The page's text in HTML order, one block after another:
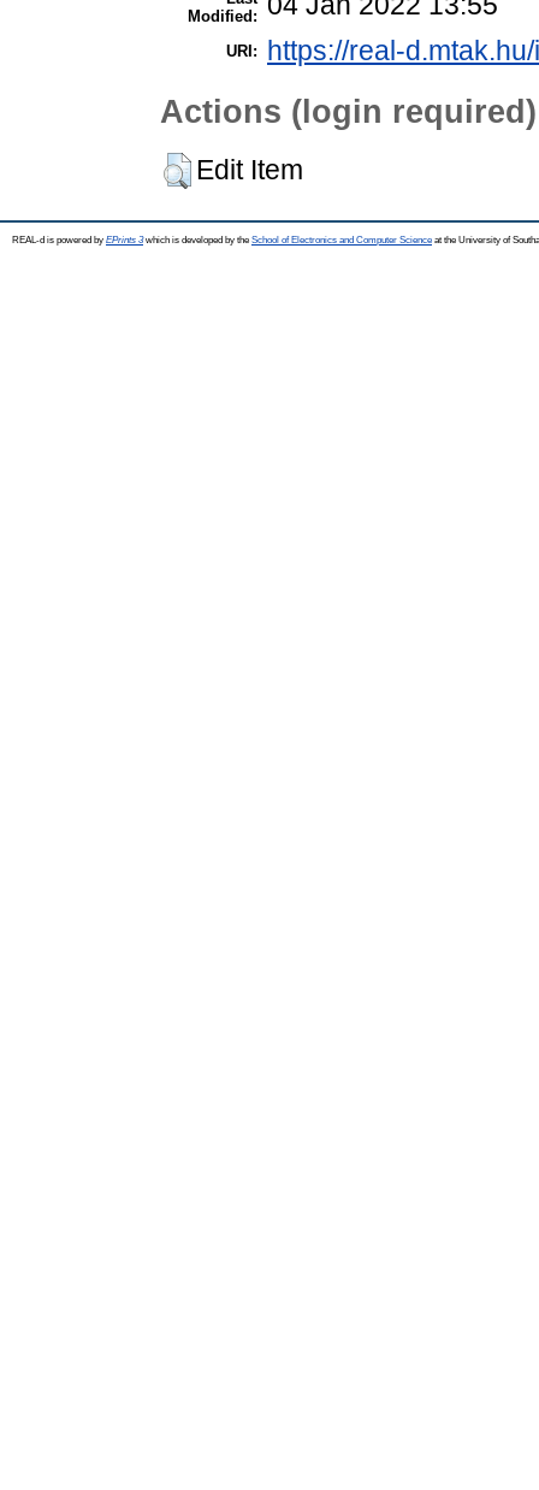
Modified:
URI: https://real-
Actions (login required)
Edit Item
REAL-d is powered by EPrints 3which is developed by the School of Electronics and Computer Science at the University of